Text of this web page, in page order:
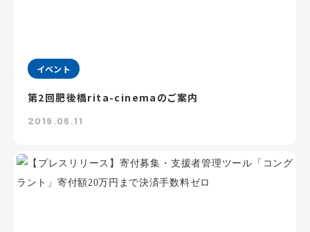
イベント
第2回肥後橋rita-cinemaのご案内
2019.06.11